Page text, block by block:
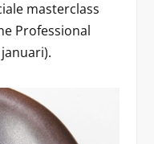
masterclass
Professional